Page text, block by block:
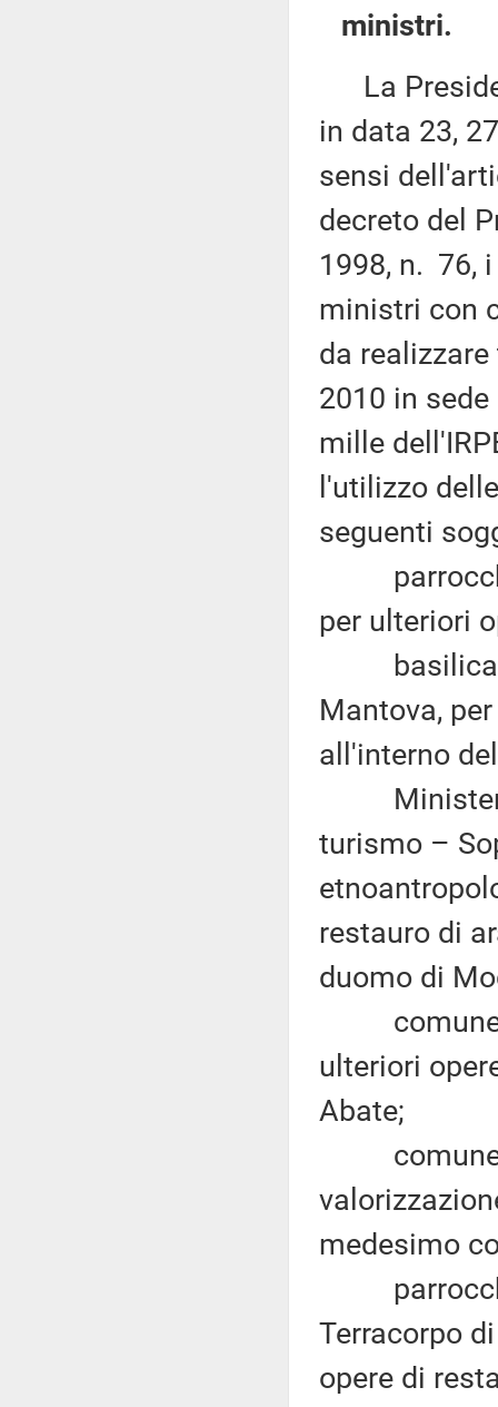
ministri.
La
in data 23,
sensi
decreto del
1998, n. 76,
ministri con
da
2010 in
mille
l'utilizzo
seguenti
parrocchia
per ulteriori
basilica
Mantova,
all'interno
Ministero
turismo –
restauro di
duomo di
comune di
ulteriori
Abate;
comune di
medesimo
Terracorpo
opere di